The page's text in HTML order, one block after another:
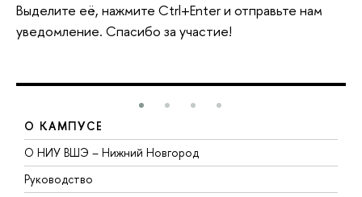
ыделите её, нажмите Ctrl+Enter и отправьте нам
уведомление. Спасибо за участие!
О КАМПУСЕ
О НИУ ВШЭ – Нижний Новгород
Руководство